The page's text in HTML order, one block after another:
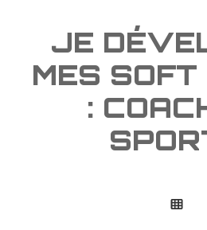
JE
MES
: